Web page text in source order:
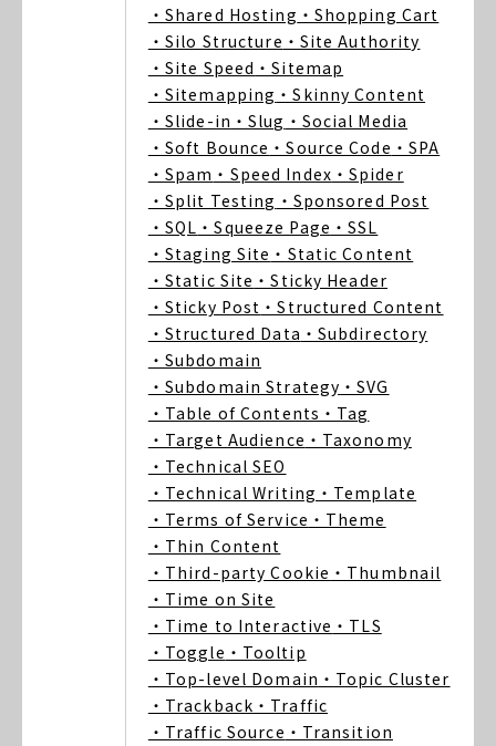
・Shared Hosting ・Shopping Cart
・Silo Structure ・Site Authority
・Site Speed ・Sitemap
・Sitemapping ・Skinny Content
・Slide-in ・Slug ・Social Media
・Soft Bounce ・Source Code ・SPA
・Spam ・Speed Index ・Spider
・Split Testing ・Sponsored Post
・SQL ・Squeeze Page ・SSL
・Staging Site ・Static Content
・Static Site ・Sticky Header
・Sticky Post ・Structured Content
・Structured Data ・Subdirectory
・Subdomain
・Subdomain Strategy ・SVG
・Table of Contents ・Tag
・Target Audience ・Taxonomy
・Technical SEO
・Technical Writing ・Template
・Terms of Service ・Theme
・Thin Content
・Third-party Cookie ・Thumbnail
・Time on Site
・Time to Interactive ・TLS
・Toggle ・Tooltip
・Top-level Domain ・Topic Cluster
・Trackback ・Traffic
・Traffic Source ・Transition